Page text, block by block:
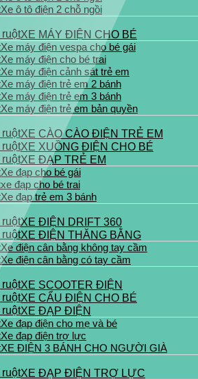
Xe ô tô điện 2 chỗ ngồi
XE MÁY ĐIỆN CHO BÉ
Xe máy điện vespa cho bé gái
Xe máy điện cho bé trai
Xe máy điện cảnh sát trẻ em
Xe máy điện trẻ em 2 bánh
Xe máy điện trẻ em 3 bánh
Xe máy điện trẻ em bản quyền
XE CÀO CÀO ĐIỆN TRẺ EM
XE XUỒNG ĐIỆN CHO BÉ
XE ĐẠP TRẺ EM
Xe đạp cho bé gái
xe đạp cho bé trai
Xe đạp trẻ em 3 bánh
XE ĐIỆN DRIFT 360
XE ĐIỆN THĂNG BẰNG
Xe điện cân bằng không tay cầm
Xe điện cân bằng có tay cầm
XE SCOOTER ĐIỆN
XE CẨU ĐIỆN CHO BÉ
XE ĐẠP ĐIỆN
Xe đạp điện cho mẹ và bé
Xe đạp điện trợ lực
XE ĐIỆN 3 BÁNH CHO NGƯỜI GIÀ
XE ĐẠP ĐIỆN TRỢ LỰC